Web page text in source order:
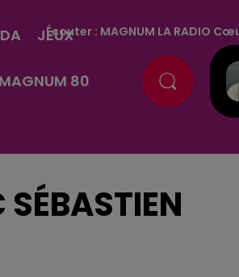
JEUX
MAGNUM 80
Écouter : MAGNUM LA RADIO